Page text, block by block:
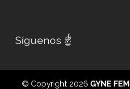
Síguenos ☝
© Copyright 2026 GYNE FEM